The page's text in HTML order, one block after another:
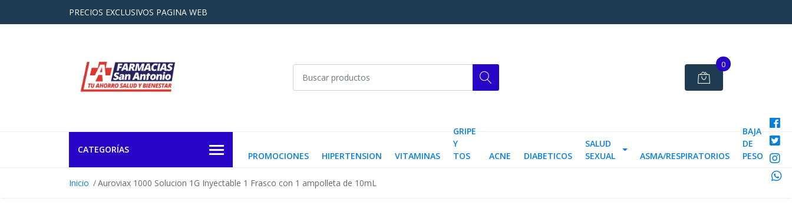
PRECIOS EXCLUSIVOS PAGINA WEB
0
CATEGORÍAS
PROMOCIONES HIPERTENSION VITAMINAS
GRIPE
Y
TOS
ACNE DIABETICOS
SALUD
SEXUAL
ASMA/RESPIRATORIOS
BAJA
DE
PESO
Inicio Auroviax 1000 Solucion 1G Inyectable 1 Frasco con 1 ampolleta de 10mL